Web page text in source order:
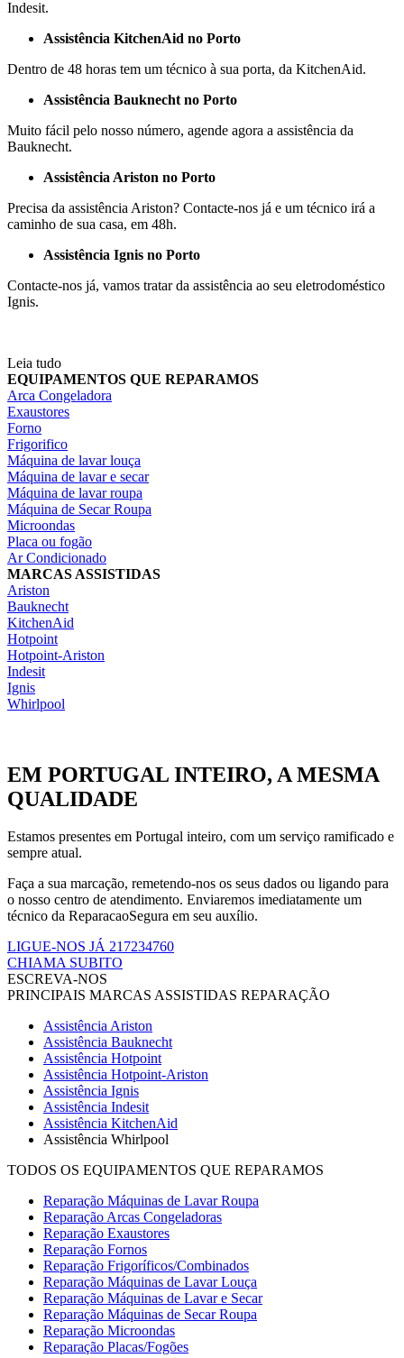
Indesit.
Assistência KitchenAid no Porto
Dentro de 48 horas tem um técnico à sua porta, da KitchenAid.
Assistência Bauknecht no Porto
Muito fácil pelo nosso número, agende agora a assistência da
Bauknecht.
Assistência Ariston no Porto
Precisa da assistência Ariston? Contacte-nos já e um técnico irá a
caminho de sua casa, em 48h.
Assistência Ignis no Porto
Contacte-nos já, vamos tratar da assistência ao seu eletrodoméstico
Ignis.
Leia tudo
EQUIPAMENTOS QUE REPARAMOS
Arca Congeladora
Exaustores
Forno
Frigorifico
Máquina de lavar louça
Máquina de lavar e secar
Máquina de lavar roupa
Máquina de Secar Roupa
Microondas
Placa ou fogão
Ar Condicionado
MARCAS ASSISTIDAS
Ariston
Bauknecht
KitchenAid
Hotpoint
Hotpoint-Ariston
Indesit
Ignis
Whirlpool
EM PORTUGAL INTEIRO, A MESMA
QUALIDADE
Estamos presentes em Portugal inteiro, com um serviço ramificado e
sempre atual.
Faça a sua marcação, remetendo-nos os seus dados ou ligando para
o nosso centro de atendimento. Enviaremos imediatamente um
técnico da ReparacaoSegura em seu auxílio.
LIGUE-NOS JÁ 217234760
CHIAMA SUBITO
ESCREVA-NOS
PRINCIPAIS MARCAS ASSISTIDAS REPARAÇÃO
Assistência Ariston
Assistência Bauknecht
Assistência Hotpoint
Assistência Hotpoint-Ariston
Assistência Ignis
Assistência Indesit
Assistência KitchenAid
Assistência Whirlpool
TODOS OS EQUIPAMENTOS QUE REPARAMOS
Reparação Máquinas de Lavar Roupa
Reparação Arcas Congeladoras
Reparação Exaustores
Reparação Fornos
Reparação Frigoríficos/Combinados
Reparação Máquinas de Lavar Louça
Reparação Máquinas de Lavar e Secar
Reparação Máquinas de Secar Roupa
Reparação Microondas
Reparação Placas/Fogões